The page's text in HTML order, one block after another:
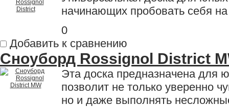
начинающих пробовать себя
0
Добавить к сравнению
Сноуборд Rossignol District
Эта доска предназначена для
позволит не только уверенно
но и даже выполнять